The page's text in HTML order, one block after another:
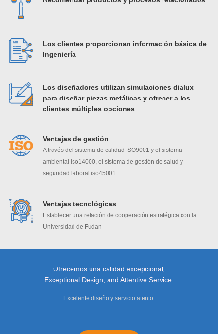
Los clientes proporcionan información básica de
Ingeniería
Los diseñadores utilizan simulaciones dialux
para diseñar piezas metálicas y ofrecer a los
clientes múltiples opciones
Ventajas de gestión
A través del sistema de calidad ISO9001 y el sistema
ambiental iso14000, el sistema de gestión de salud y
seguridad laboral iso45001
Ventajas tecnológicas
Establecer una relación de cooperación estratégica con la
Universidad de Fudan
Ofrecemos una calidad excepcional,
Exceptional Design, and Attentive Service.
Excelente diseño y servicio atento.